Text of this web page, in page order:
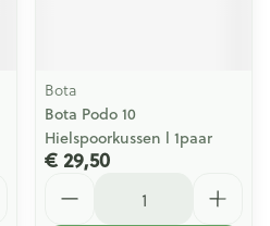
Bota
Bota Podo 10
Hielspoorkussen l 1paar
€ 29,50